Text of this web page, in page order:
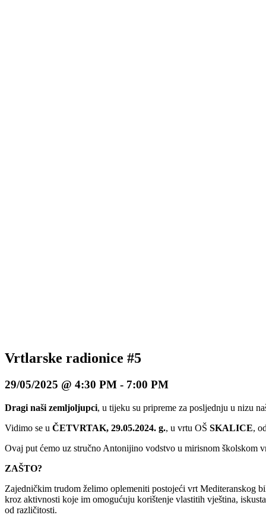
Vrtlarske radionice #5
29/05/2025 @ 4:30 PM - 7:00 PM
Dragi naši zemljoljupci, u tijeku su pripreme za posljednju u nizu
Vidimo se u ČETVRTAK, 29.05.2024. g., u vrtu OŠ SKALICE,
Ovaj put ćemo uz stručno Antonijino vodstvo u mirisnom školskom
ZAŠTO?
Zajedničkim trudom želimo oplemeniti postojeći vrt Mediteranskog
kroz aktivnosti koje im omogućuju korištenje vlastitih vještina,
od različitosti.